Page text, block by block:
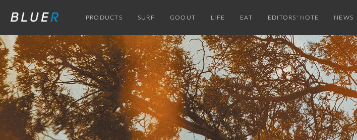
PRODUCTS SURF GOOUT LIFE EAT EDITORS' NOTE NEWS